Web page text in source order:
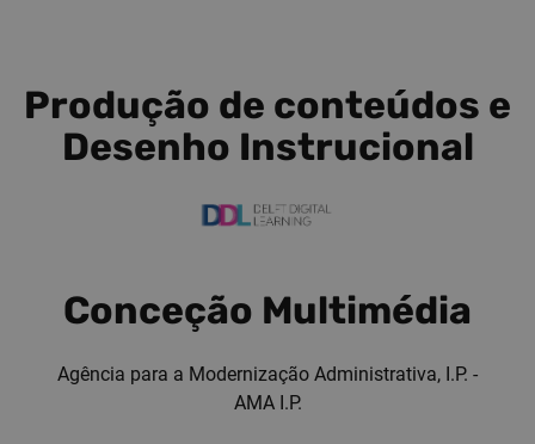
Produção de conteúdos e
Desenho Instrucional
Conceção Multimédia
Agência para a Modernização Administrativa, I.P. -
AMA I.P.